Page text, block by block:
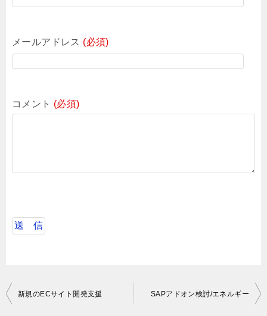
メールアドレス (必須)
コメント (必須)
投
新規のECサイト開発支援 SAPアドオン検討/エネルギー